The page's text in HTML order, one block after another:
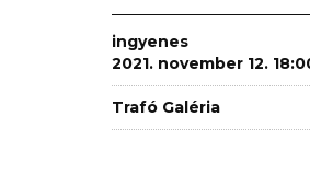
ingyenes
2021. november 12.
Trafó Galéria